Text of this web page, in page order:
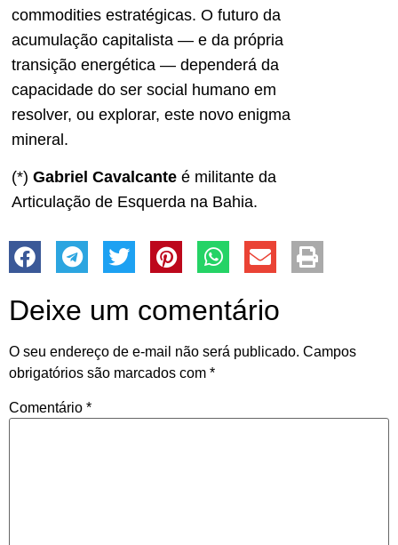
commodities estratégicas. O futuro da
acumulação capitalista — e da própria
transição energética — dependerá da
capacidade do ser social humano em
resolver, ou explorar, este novo enigma
mineral.
(*) Gabriel Cavalcante é militante da
Articulação de Esquerda na Bahia.
Deixe um comentário
O seu endereço de e-mail não será publicado. Campos
obrigatórios são marcados com *
Comentário *